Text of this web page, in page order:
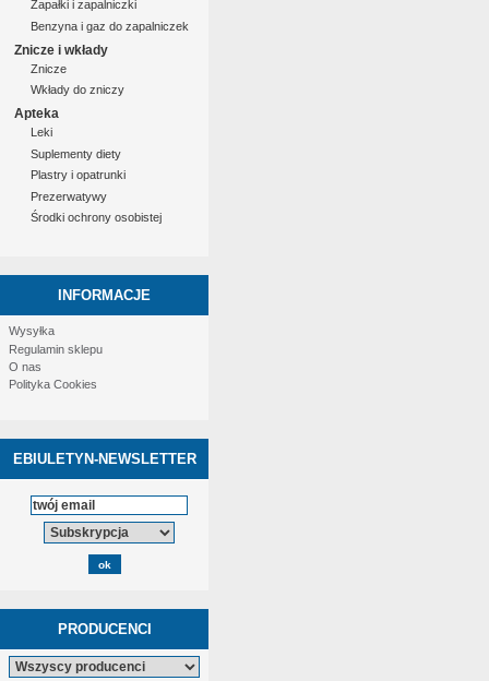
Zapałki i zapalniczki
Benzyna i gaz do zapalniczek
Znicze i wkłady
Znicze
Wkłady do zniczy
Apteka
Leki
Suplementy diety
Plastry i opatrunki
Prezerwatywy
Środki ochrony osobistej
INFORMACJE
Wysyłka
Regulamin sklepu
O nas
Polityka Cookies
EBIULETYN-NEWSLETTER
PRODUCENCI